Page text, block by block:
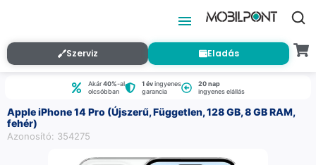
Szerviz Eladás
Akár40%-al
olcsóbban
1 évingyenes
garancia
20 nap
ingyenes elállás
Apple iPhone 14 Pro (Újszerű, Független, 128 GB, 8 GB RAM,
fehér)
Azonosító: 354275